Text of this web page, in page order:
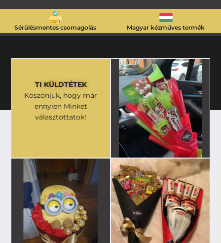
Sérülésmentes csomagolás Magyar kézműves termék
TI KÜLDTÉTEK
Köszönjük, hogy már
ennyien Minket
választottatok!